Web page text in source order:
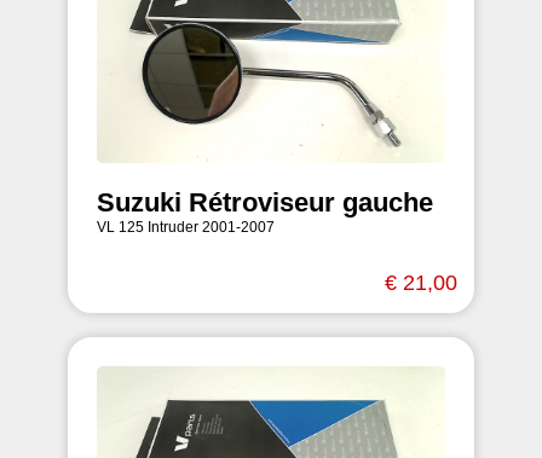
Suzuki Rétroviseur gauche
VL 125 Intruder 2001-2007
€ 21,00